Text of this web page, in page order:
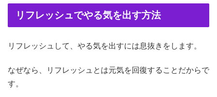
リフレッシュでやる気を出す方法
リフレッシュして、やる気を出すには息抜きをします。
なぜなら、リフレッシュとは元気を回復することだからで
す。